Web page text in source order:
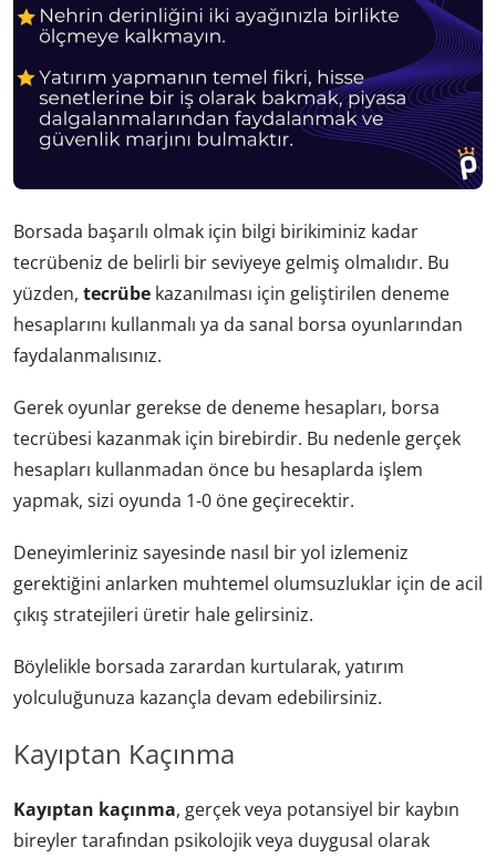
Borsada başarılı olmak için bilgi birikiminiz kadar
tecrübeniz de belirli bir seviyeye gelmiş olmalıdır. Bu
yüzden, tecrübe kazanılması için geliştirilen deneme
hesaplarını kullanmalı ya da sanal borsa oyunlarından
faydalanmalısınız.
Gerek oyunlar gerekse de deneme hesapları, borsa
tecrübesi kazanmak için birebirdir. Bu nedenle gerçek
hesapları kullanmadan önce bu hesaplarda işlem
yapmak, sizi oyunda 1-0 öne geçirecektir.
Deneyimleriniz sayesinde nasıl bir yol izlemeniz
gerektiğini anlarken muhtemel olumsuzluklar için de acil
çıkış stratejileri üretir hale gelirsiniz.
Böylelikle borsada zarardan kurtularak, yatırım
yolculuğunuza kazançla devam edebilirsiniz.
Kayıptan Kaçınma
Kayıptan kaçınma, gerçek veya potansiyel bir kaybın
bireyler tarafından psikolojik veya duygusal olarak